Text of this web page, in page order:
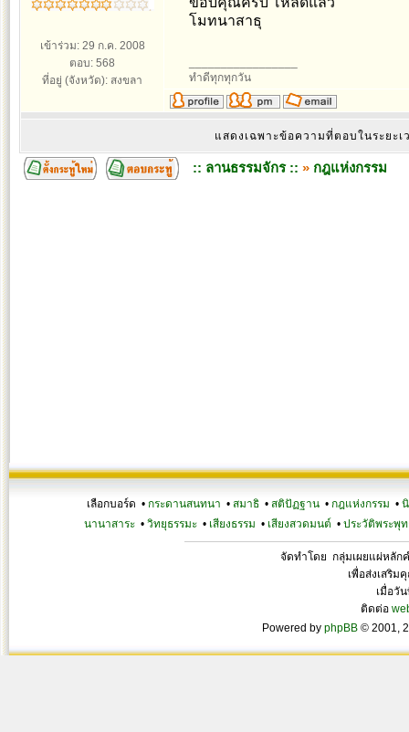
เข้าร่วม: 29 ก.ค. 2008
ตอบ: 568
ที่อยู่ (จังหวัด): สงขลา
โมทนาสาธุ
ทำดีทุกทุกวัน
แสดงเฉพาะข้อความที่ตอบในระยะ
:: ลานธรรมจักร :: » กฎแห่งกรรม
เลือกบอร์ด • กระดานสนทนา • สมาธิ • สติปัฏฐาน • กฎแห่งกรรม •
นานาสาระ• วิทยุธรรมะ• เสียงธรรม • เสียงสวดมนต์ • ประวัติพระพุท
จัดทำโดย กลุ่มเผยแผ่หลัก
เพื่อส่งเสริม
เมื่อวั
ติดต่อ
Powered by phpBB © 2001,